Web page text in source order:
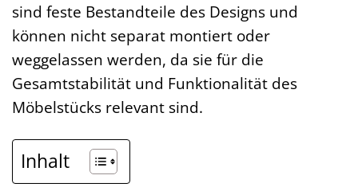
sind feste Bestandteile des Designs und
können nicht separat montiert oder
weggelassen werden, da sie für die
Gesamtstabilität und Funktionalität des
Möbelstücks relevant sind.
Inhalt